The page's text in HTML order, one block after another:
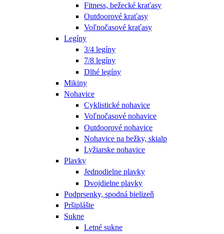
Fitness, bežecké kraťasy
Outdoorové kraťasy
Voľnočasové kraťasy
Legíny
3/4 legíny
7/8 legíny
Dlhé legíny
Mikiny
Nohavice
Cyklistické nohavice
Voľnočasové nohavice
Outdoorové nohavice
Nohavice na bežky, skialp
Lyžiarske nohavice
Plavky
Jednodielne plavky
Dvojdielne plavky
Podprsenky, spodná bielizeň
Pršiplášte
Sukne
Letné sukne